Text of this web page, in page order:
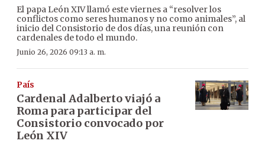
El papa León XIV llamó este viernes a “resolver los
conflictos como seres humanos y no como animales”, al
inicio del Consistorio de dos días, una reunión con
cardenales de todo el mundo.
Junio 26, 2026 09:13 a. m.
País
Cardenal Adalberto viajó a
Roma para participar del
Consistorio convocado por
León XIV